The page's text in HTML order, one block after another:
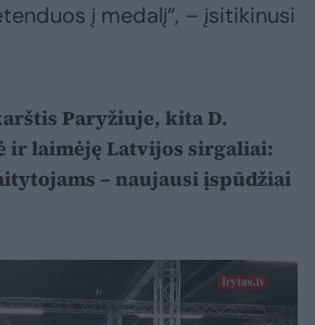
į medalį“, – įsitikinusi
Paryžiuje, kita D.
ir laimėję Latvijos sirgaliai:
– naujausi įspūdžiai